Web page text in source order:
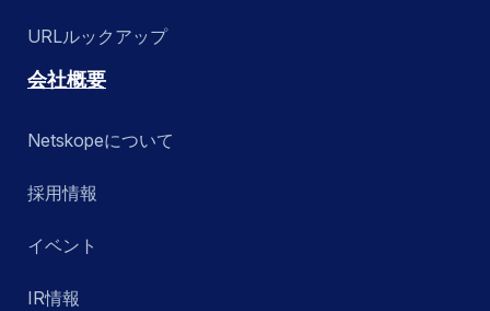
URLルックアップ
会社概要
Netskopeについて
採用情報
イベント
IR情報